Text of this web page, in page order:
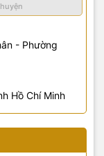
- Phường
Hồ Chí Minh